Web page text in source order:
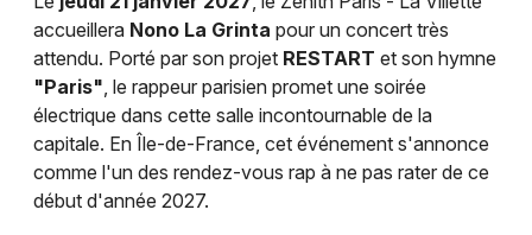
Artistes en tournée
Actus à Paris
Magazine à Paris
accueillera Nono La Grinta pour un concert très
attendu. Porté par son projet RESTART et son hymne
"Paris", le rappeur parisien promet une soirée
électrique dans cette salle incontournable de la
capitale. En Île-de-France, cet événement s'annonce
comme l'un des rendez-vous rap à ne pas rater de ce
début d'année 2027.